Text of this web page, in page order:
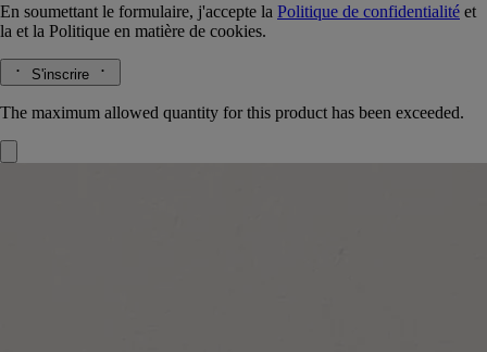
En soumettant le formulaire, j'accepte la Politique de confidentialité et
la et la Politique en matière de cookies.
S'inscrire
The maximum allowed quantity for this product has been exceeded.